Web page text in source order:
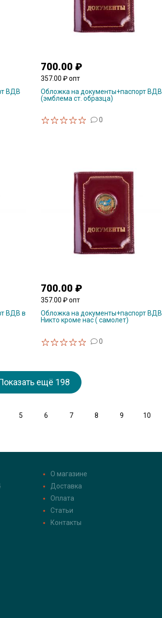
ВДВ
700.00 ₽
357.00 ₽ опт
Обложка на документы+паспорт ВДВ
(эмблема ст. образца)
0
ВДВ в
700.00 ₽
357.00 ₽ опт
Обложка на документы+паспорт ВДВ
Никто кроме нас ( самолет)
0
ещё 198
5 6 7 8 9 10
О магазине
Доставка
Оплата
Статьи
Контакты